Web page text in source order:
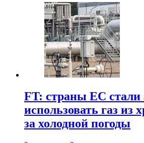
FT: страны ЕС стали
использовать газ из
за холодной погоды